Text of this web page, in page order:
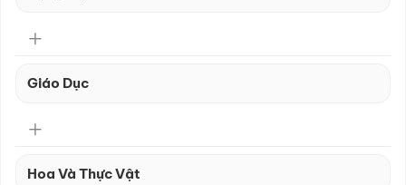
Giáo Dục
Hoa Và Thực Vật